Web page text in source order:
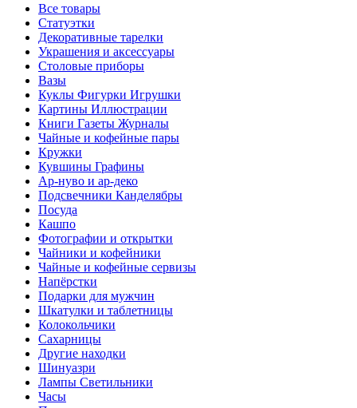
Все товары
Статуэтки
Декоративные тарелки
Украшения и аксессуары
Столовые приборы
Вазы
Куклы Фигурки Игрушки
Картины Иллюстрации
Книги Газеты Журналы
Чайные и кофейные пары
Кружки
Кувшины Графины
Ар-нуво и ар-деко
Подсвечники Канделябры
Посуда
Кашпо
Фотографии и открытки
Чайники и кофейники
Чайные и кофейные сервизы
Напёрстки
Подарки для мужчин
Шкатулки и таблетницы
Колокольчики
Сахарницы
Другие находки
Шинуазри
Лампы Светильники
Часы